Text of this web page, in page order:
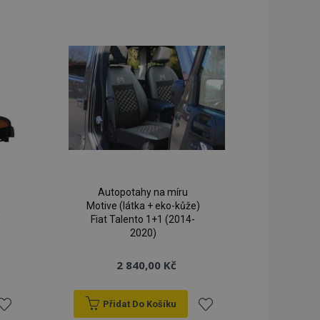
Autopotahy na míru
Motive (látka + eko-kůže)
Fiat Talento 1+1 (2014-
2020)
2 840,00 Kč
Přidat Do Košíku
různé chybové
poté, co se
prohlížených
verze stránky
mít v
stránky, např.
na straně
spouští
Když je
endovou